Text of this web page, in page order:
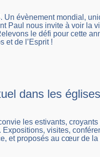
évènement mondial,
Paul nous invite à voir la
le défi pour cette
et de l’Esprit !
dans les
les estivants, croyants
visites,
et proposés au cœur de la